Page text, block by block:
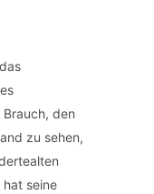
den
zu sehen,
hat seine